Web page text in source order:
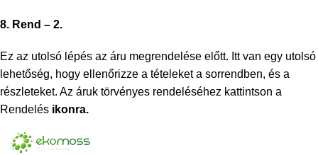
8. Rend – 2.
Ez az utolsó lépés az áru megrendelése előtt. Itt van egy utolsó
lehetőség, hogy ellenőrizze a tételeket a sorrendben, és a
részleteket. Az áruk törvényes rendeléséhez kattintson a
Rendelés ikonra.